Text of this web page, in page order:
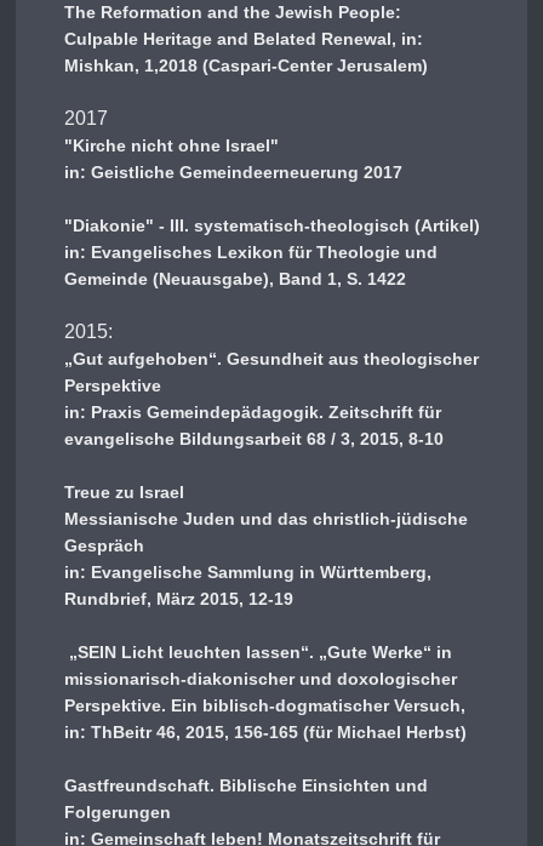
The Reformation and the Jewish People:
Culpable Heritage and Belated Renewal, in:
Mishkan, 1,2018 (Caspari-Center Jerusalem)
2017
"Kirche nicht ohne Israel"
in: Geistliche Gemeindeerneuerung 2017
"Diakonie" - III. systematisch-theologisch (Artikel)
in: Evangelisches Lexikon für Theologie und
Gemeinde (Neuausgabe), Band 1, S. 1422
2015:
„Gut aufgehoben“. Gesundheit aus theologischer
Perspektive
in: Praxis Gemeindepädagogik. Zeitschrift für
evangelische Bildungsarbeit 68 / 3, 2015, 8-10
Treue zu Israel
Messianische Juden und das christlich-jüdische
Gespräch
in: Evangelische Sammlung in Württemberg,
Rundbrief, März 2015, 12-19
„SEIN Licht leuchten lassen“. „Gute Werke“ in
missionarisch-diakonischer und doxologischer
Perspektive. Ein biblisch-dogmatischer Versuch,
in: ThBeitr 46, 2015, 156-165 (für Michael Herbst)
Gastfreundschaft. Biblische Einsichten und
Folgerungen
in: Gemeinschaft leben! Monatszeitschrift für